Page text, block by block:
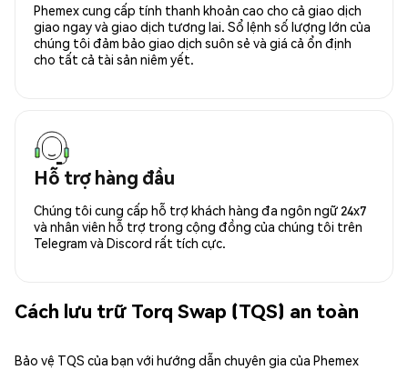
Phemex cung cấp tính thanh khoản cao cho cả giao dịch
giao ngay và giao dịch tương lai. Sổ lệnh số lượng lớn của
chúng tôi đảm bảo giao dịch suôn sẻ và giá cả ổn định
cho tất cả tài sản niêm yết.
Hỗ trợ hàng đầu
Chúng tôi cung cấp hỗ trợ khách hàng đa ngôn ngữ 24x7
và nhân viên hỗ trợ trong cộng đồng của chúng tôi trên
Telegram và Discord rất tích cực.
Cách lưu trữ Torq Swap (TQS) an toàn
Bảo vệ TQS của bạn với hướng dẫn chuyên gia của Phemex